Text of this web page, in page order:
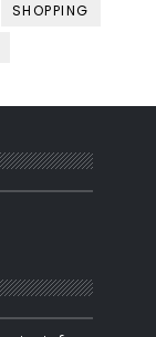
SHOPPING